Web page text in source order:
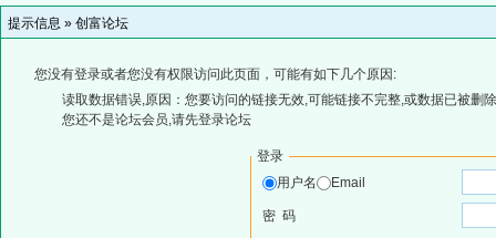
提示信息 » 创富论坛
您没有登录或者您没有权限访问此页面，可能有如下几个原因:
读取数据错误,原因：您要访问的链接无效,可能链接不完整,或数据已被删
您还不是论坛会员,请先登录论坛
登录
用户名
Email
密 码